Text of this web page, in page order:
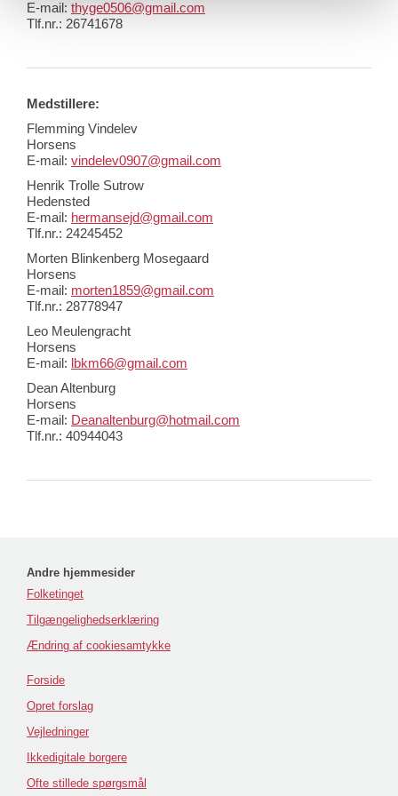
E-mail: thyge0506@gmail.com
Tlf.nr.: 26741678
Medstillere:
Flemming Vindelev
Horsens
E-mail: vindelev0907@gmail.com
Henrik Trolle Sutrow
Hedensted
E-mail: hermansejd@gmail.com
Tlf.nr.: 24245452
Morten Blinkenberg Mosegaard
Horsens
E-mail: morten1859@gmail.com
Tlf.nr.: 28778947
Leo Meulengracht
Horsens
E-mail: lbkm66@gmail.com
Dean Altenburg
Horsens
E-mail: Deanaltenburg@hotmail.com
Tlf.nr.: 40944043
Andre hjemmesider
Folketinget
Tilgængelighedserklæring
Ændring af cookiesamtykke
Forside
Opret forslag
Vejledninger
Ikkedigitale borgere
Ofte stillede spørgsmål